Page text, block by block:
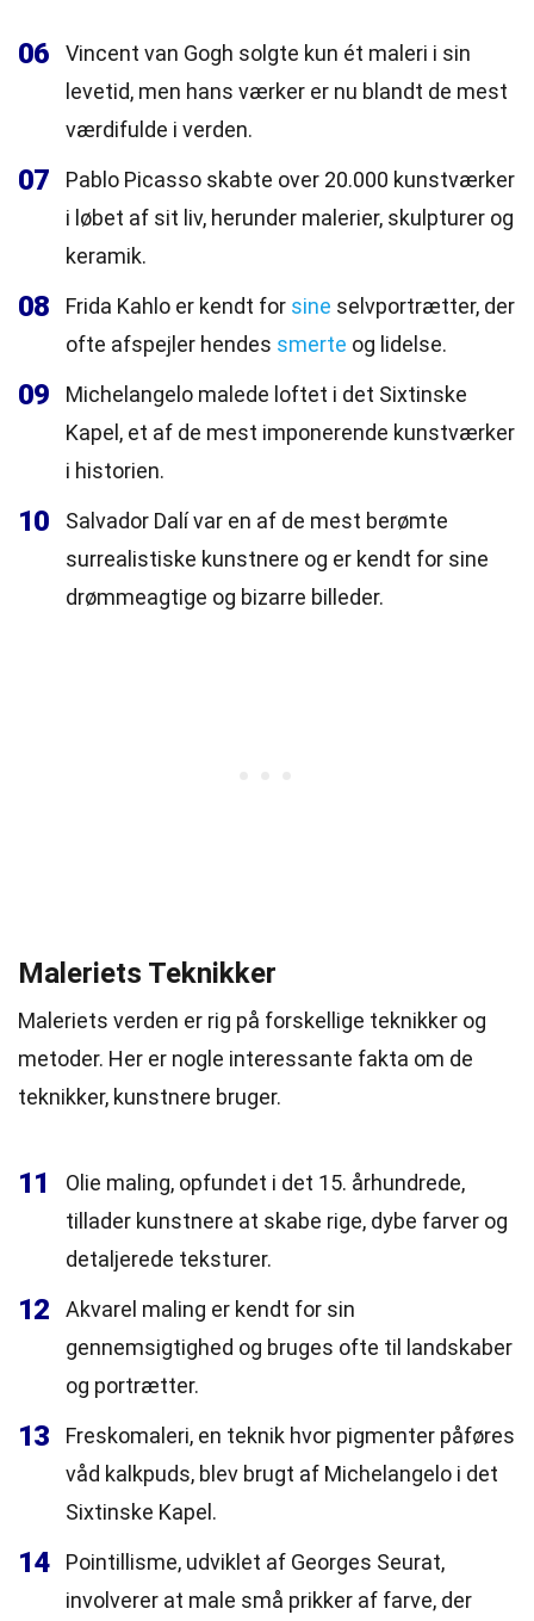
06
Vincent van Gogh solgte kun ét maleri i sin
levetid, men hans værker er nu blandt de mest
værdifulde i verden.
07
Pablo Picasso skabte over 20.000 kunstværker
i løbet af sit liv, herunder malerier, skulpturer og
keramik.
08 Frida Kahlo er kendt for sine selvportrætter, der
ofte afspejler hendes smerte og lidelse.
09
Michelangelo malede loftet i det Sixtinske
Kapel, et af de mest imponerende kunstværker
i historien.
10
Salvador Dalí var en af de mest berømte
surrealistiske kunstnere og er kendt for sine
drømmeagtige og bizarre billeder.
Maleriets Teknikker
Maleriets verden er rig på forskellige teknikker og
metoder. Her er nogle interessante fakta om de
teknikker, kunstnere bruger.
11
Olie maling, opfundet i det 15. århundrede,
tillader kunstnere at skabe rige, dybe farver og
detaljerede teksturer.
12
Akvarel maling er kendt for sin
gennemsigtighed og bruges ofte til landskaber
og portrætter.
13
Freskomaleri, en teknik hvor pigmenter påføres
våd kalkpuds, blev brugt af Michelangelo i det
Sixtinske Kapel.
14
Pointillisme, udviklet af Georges Seurat,
involverer at male små prikker af farve, der